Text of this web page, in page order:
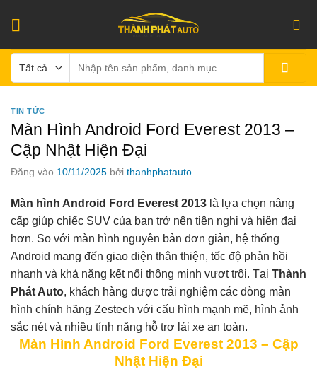
kiếm:
TIN TỨC
Màn Hình Android Ford Everest 2013 –
Cập Nhật Hiện Đại
Đăng vào 10/11/2025 bởi thanhphatauto
Màn hình Android Ford Everest 2013 là lựa chọn nâng
cấp giúp chiếc SUV của bạn trở nên tiện nghi và hiện đại
hơn. So với màn hình nguyên bản đơn giản, hệ thống
Android mang đến giao diện thân thiện, tốc độ phản hồi
nhanh và khả năng kết nối thông minh vượt trội. Tại Thành
Phát Auto, khách hàng được trải nghiệm các dòng màn
hình chính hãng Zestech với cấu hình mạnh mẽ, hình ảnh
sắc nét và nhiều tính năng hỗ trợ lái xe an toàn.
Màn Hình Android Ford Everest 2013 – Cập
Nhật Hiện Đại